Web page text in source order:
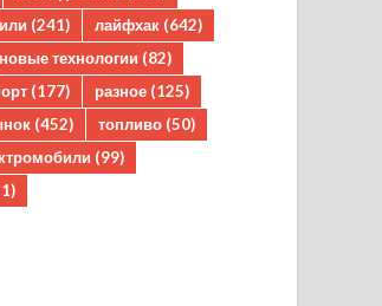
(241) лайфхак (642)
новые технологии (82)
(177) разное (125)
(452) топливо (50)
(99)